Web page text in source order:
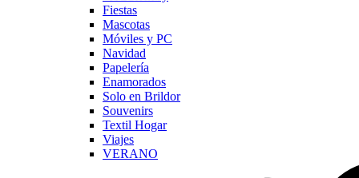
Fiestas
Mascotas
Móviles y PC
Navidad
Papelería
Enamorados
Solo en Brildor
Souvenirs
Textil Hogar
Viajes
VERANO